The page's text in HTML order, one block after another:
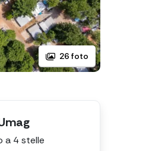
26 foto
a 4 stelle